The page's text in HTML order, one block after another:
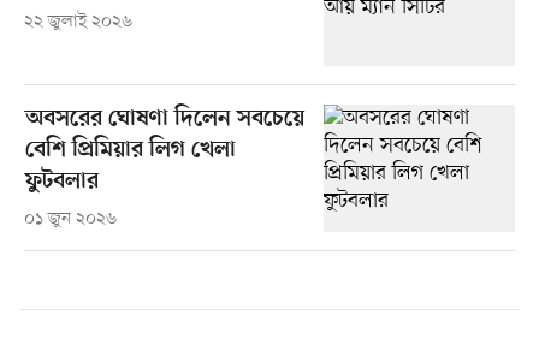
২২ জুলাই ২০২৬
অবসরের ঘোষণা দিলেন সবচেয়ে
বেশি প্রিমিয়ার লিগ খেলা
ফুটবলার
০১ জুন ২০২৬